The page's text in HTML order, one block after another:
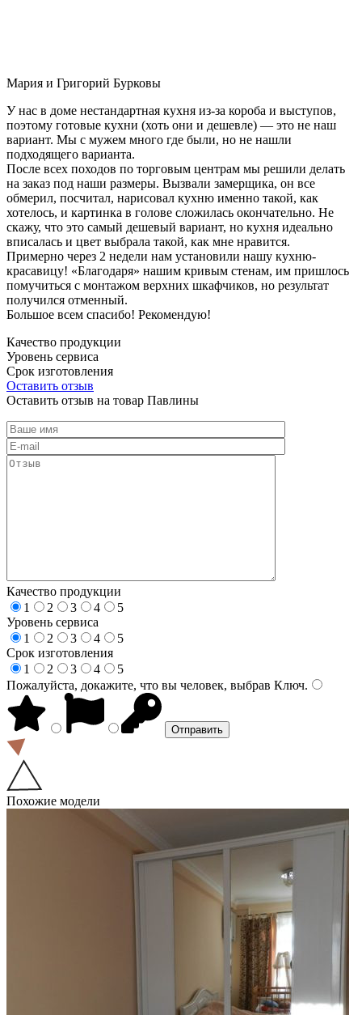
Мария и Григорий Бурковы
У нас в доме нестандартная кухня из-за короба и выступов,
поэтому готовые кухни (хоть они и дешевле) — это не наш
вариант. Мы с мужем много где были, но не нашли
подходящего варианта.
После всех походов по торговым центрам мы решили делать
на заказ под наши размеры. Вызвали замерщика, он все
обмерил, посчитал, нарисовал кухню именно такой, как
хотелось, и картинка в голове сложилась окончательно. Не
скажу, что это самый дешевый вариант, но кухня идеально
вписалась и цвет выбрала такой, как мне нравится.
Примерно через 2 недели нам установили нашу кухню-
красавицу! «Благодаря» нашим кривым стенам, им пришлось
помучиться с монтажом верхних шкафчиков, но результат
получился отменный.
Большое всем спасибо! Рекомендую!
Качество продукции
Уровень сервиса
Срок изготовления
Оставить отзыв
Оставить отзыв на товар Павлины
Качество продукции
1
2 3 4
5
Уровень сервиса
1
2 3 4
5
Срок изготовления
1
2 3 4
5
Пожалуйста, докажите, что вы человек, выбрав Ключ.
Похожие модели